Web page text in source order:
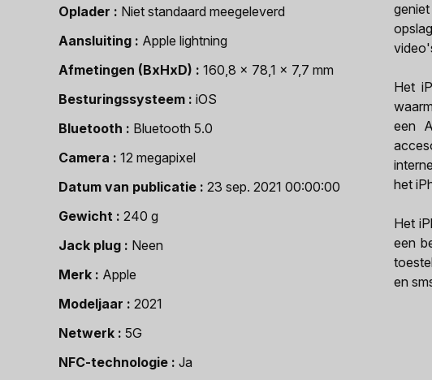
Oplader
Niet standaard meegeleverd
Aansluiting
Apple lightning
Afmetingen (BxHxD)
160,8 x 78,1 x 7,7 mm
Besturingssysteem
iOS
Bluetooth
Bluetooth 5.0
Camera
12 megapixel
Datum van publicatie
23 sep. 2021 00:00:00
Gewicht
240 g
Jack plug
Neen
Merk
Apple
Modeljaar
2021
Netwerk
5G
NFC-technologie
Ja
Het
een
het
Het
een
en